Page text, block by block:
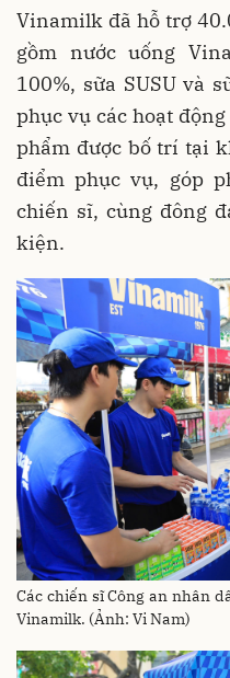
Vinamilk đã hỗ trợ
gồm nước uống
100%, sữa SUSU và
phục vụ các hoạt
phẩm được bố trí tại
điểm phục vụ, góp
chiến sĩ, cùng đông
kiện.
Các chiến sĩ Công an nhân
Vinamilk. (Ảnh: Vi Nam)